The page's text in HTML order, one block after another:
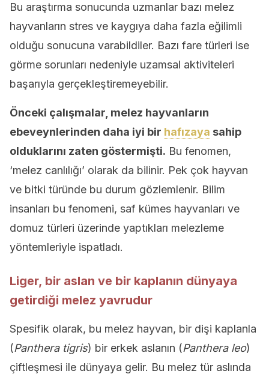
Bu araştırma sonucunda uzmanlar bazı melez
hayvanların stres ve kaygıya daha fazla eğilimli
olduğu sonucuna varabildiler. Bazı fare türleri ise
görme sorunları nedeniyle uzamsal aktiviteleri
başarıyla gerçekleştiremeyebilir.
Önceki çalışmalar, melez hayvanların
ebeveynlerinden daha iyi bir hafızaya sahip
olduklarını zaten göstermişti. Bu fenomen,
‘melez canlılığı’ olarak da bilinir. Pek çok hayvan
ve bitki türünde bu durum gözlemlenir. Bilim
insanları bu fenomeni, saf kümes hayvanları ve
domuz türleri üzerinde yaptıkları melezleme
yöntemleriyle ispatladı.
Liger, bir aslan ve bir kaplanın dünyaya
getirdiği melez yavrudur
Spesifik olarak, bu melez hayvan, bir dişi kaplanla
(Panthera tigris) bir erkek aslanın (Panthera leo)
çiftleşmesi ile dünyaya gelir. Bu melez tür aslında